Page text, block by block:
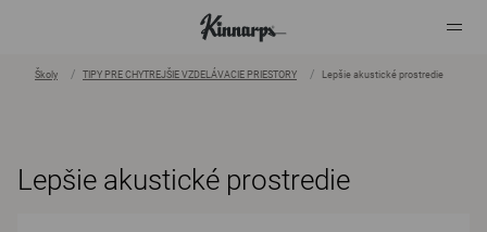
Školy TIPY PRE CHYTREJŠIE VZDELÁVACIE PRIESTORY Lepšie akustické prostredie
Lepšie akustické prostredie